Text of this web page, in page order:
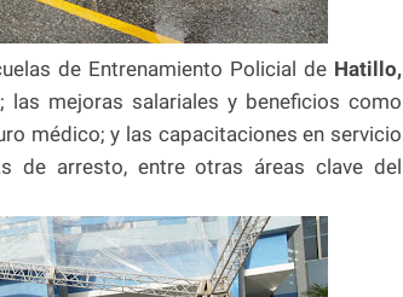
de Entrenamiento Policial de Hatillo,
las mejoras salariales y beneficios como
médico; y las capacitaciones en servicio
de arresto, entre otras áreas clave del